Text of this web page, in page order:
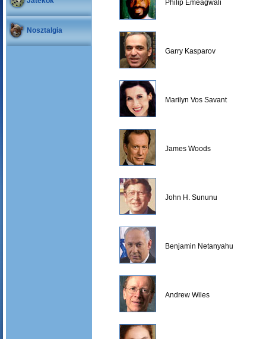
Nosztalgia
Philip Emeagwali
Garry Kasparov
Marilyn Vos Savant
James Woods
John H. Sununu
Benjamin Netanyahu
Andrew Wiles